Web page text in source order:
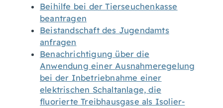
Beihilfe bei der Tierseuchenkasse
beantragen
Beistandschaft des Jugendamts
anfragen
Benachrichtigung über die
Anwendung einer Ausnahmeregelung
bei der Inbetriebnahme einer
elektrischen Schaltanlage, die
fluorierte Treibhausgase als Isolier-